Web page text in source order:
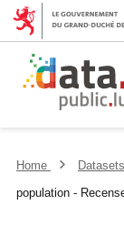
Home Datasets
population -